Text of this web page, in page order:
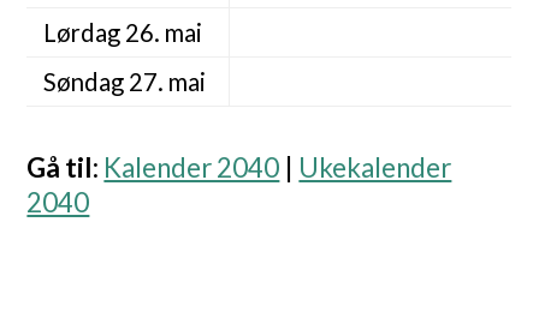
Lørdag 26. mai
Søndag 27. mai
Gå til: Kalender 2040
Ukekalender
2040